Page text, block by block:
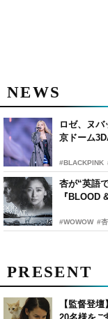
NEWS
ロゼ、ヌ
京ドーム
#BLACKPINK
杏が“英語
『BLOOD
#WOWOW #杏
PRESENT
【監督登